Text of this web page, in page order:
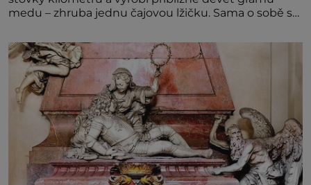
medu – zhruba jednu čajovou lžičku. Sama o sobě se
dalšími desítkami tisíc příslušnic svého včelstva,
vznikne jeden z nejdokonalejších organismů